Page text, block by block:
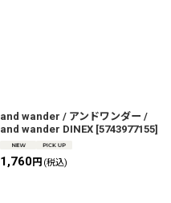
and wander / アンドワンダー /
and wander DINEX [5743977155]
1,760円 (税込)